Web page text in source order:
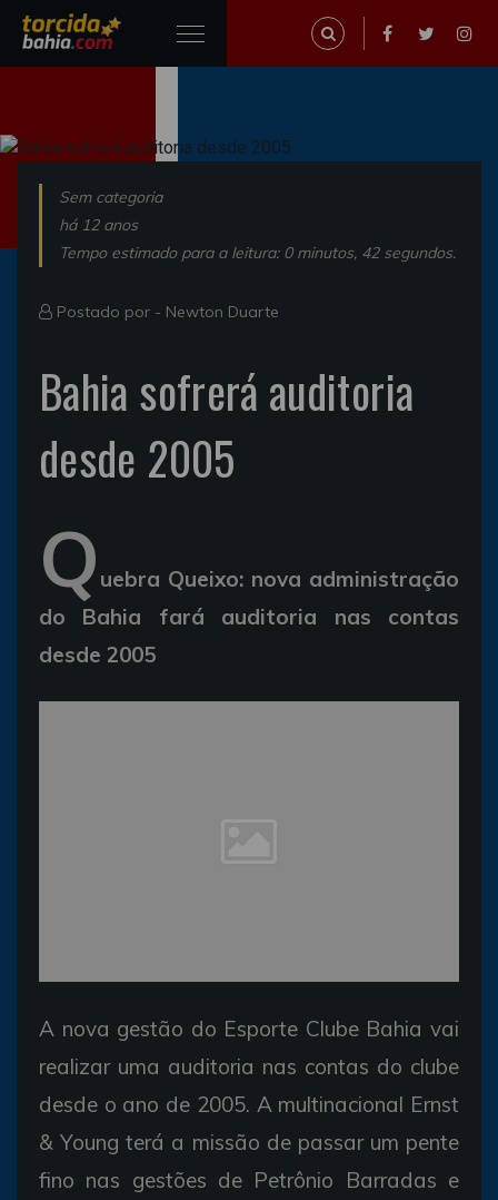
Sem categoria
há 12 anos
Tempo estimado para a leitura: 0 minutos, 42 segundos.
Postado por - Newton Duarte
Bahia sofrerá auditoria
desde 2005
Q uebra Queixo: nova administração
do Bahia fará auditoria nas contas
desde 2005
A nova gestão do Esporte Clube Bahia vai
realizar uma auditoria nas contas do clube
desde o ano de 2005. A multinacional Ernst
& Young terá a missão de passar um pente
fino nas gestões de Petrônio Barradas e